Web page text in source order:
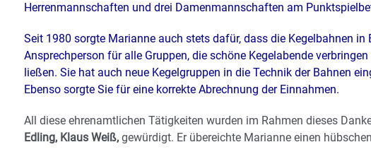
Herrenmannschaften und drei Damenmannschaften am
Seit 1980 sorgte Marianne auch stets dafür, dass die Kegelbahnen
Ansprechperson für alle Gruppen, die schöne Kegelabende
ließen. Sie hat auch neue Kegelgruppen in die Technik der Bahnen
Ebenso sorgte Sie für eine korrekte Abrechnung der Einnahmen.
All diese ehrenamtlichen Tätigkeiten wurden im Rahmen dieses
Edling, Klaus Weiß, gewürdigt. Er übereichte Marianne einen